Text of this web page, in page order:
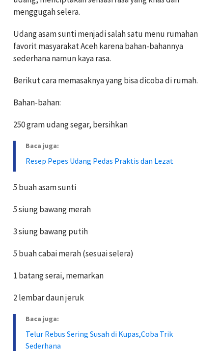
menggugah selera.
Udang asam sunti menjadi salah satu menu rumahan
favorit masyarakat Aceh karena bahan-bahannya
sederhana namun kaya rasa.
Berikut cara memasaknya yang bisa dicoba di rumah.
Bahan-bahan:
250 gram udang segar, bersihkan
Baca juga:
Resep Pepes Udang Pedas Praktis dan Lezat
5 buah asam sunti
5 siung bawang merah
3 siung bawang putih
5 buah cabai merah (sesuai selera)
1 batang serai, memarkan
2 lembar daun jeruk
Baca juga:
Telur Rebus Sering Susah di Kupas,Coba Trik
Sederhana